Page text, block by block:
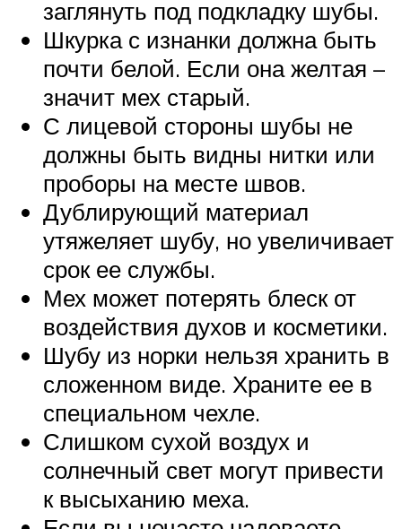
заглянуть под подкладку шубы.
Шкурка с изнанки должна быть
почти белой. Если она желтая –
значит мех старый.
С лицевой стороны шубы не
должны быть видны нитки или
проборы на месте швов.
Дублирующий материал
утяжеляет шубу, но увеличивает
срок ее службы.
Мех может потерять блеск от
воздействия духов и косметики.
Шубу из норки нельзя хранить в
сложенном виде. Храните ее в
специальном чехле.
Слишком сухой воздух и
солнечный свет могут привести
к высыханию меха.